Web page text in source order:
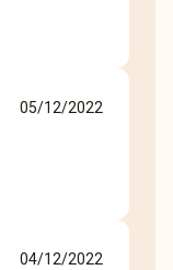
05/12/2022
04/12/2022